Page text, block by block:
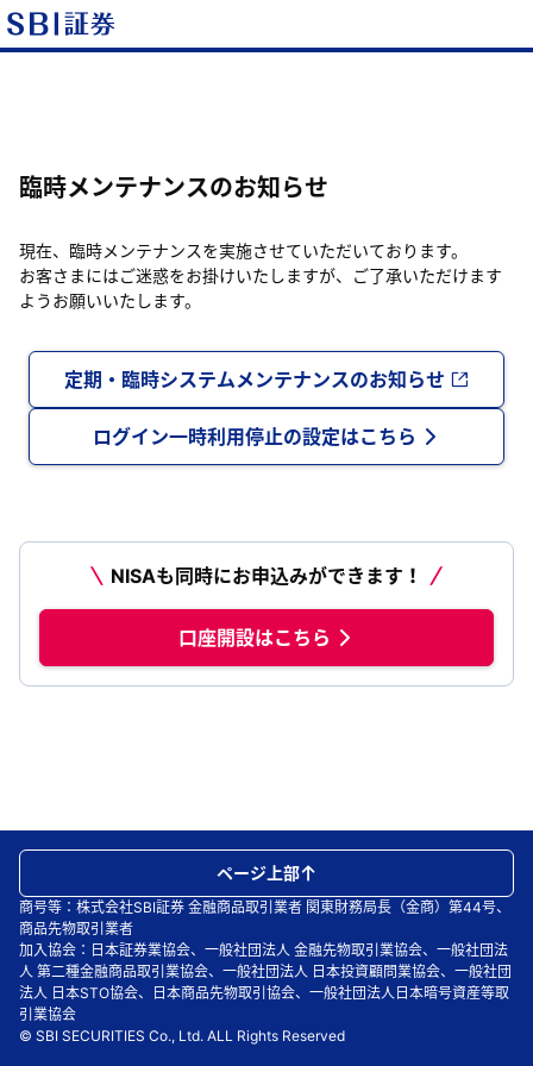
臨時メンテナンスのお知らせ
現在、臨時メンテナンスを実施させていただいております。
お客さまにはご迷惑をお掛けいたしますが、ご了承いただけます
ようお願いいたします。
定期・臨時システムメンテナンスのお知らせ
ログイン一時利用停止の設定はこちら
NISAも同時にお申込みができます！
口座開設はこちら
商号等：株式会社SBI証券 金融商品取引業者 関東財務局長（金商）第44号、
商品先物取引業者
加入協会：日本証券業協会、一般社団法人 金融先物取引業協会、一般社団法
人 第二種金融商品取引業協会、一般社団法人 日本投資顧問業協会、一般社団
法人 日本STO協会、日本商品先物取引協会、一般社団法人日本暗号資産等取
引業協会
© SBI SECURITIES Co., Ltd. ALL Rights Reserved
ページ上部